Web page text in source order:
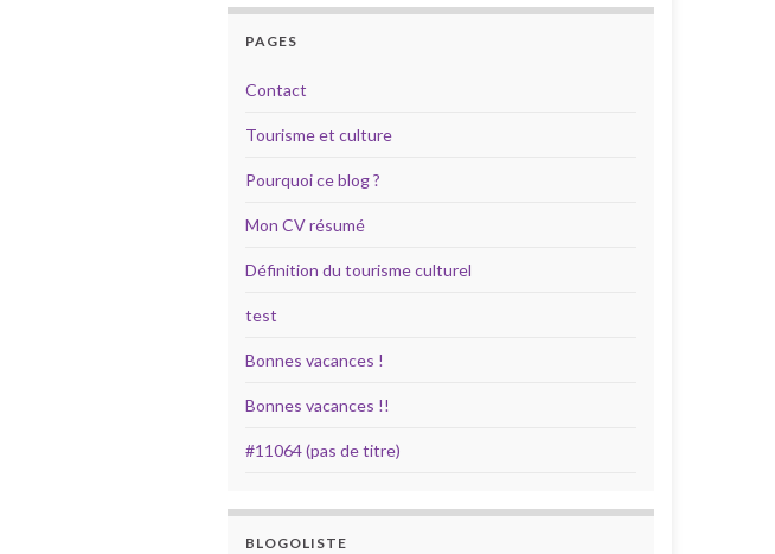
PAGES
Contact
Tourisme et culture
Pourquoi ce blog ?
Mon CV résumé
Définition du tourisme culturel
test
Bonnes vacances !
Bonnes vacances !!
#11064 (pas de titre)
BLOGOLISTE